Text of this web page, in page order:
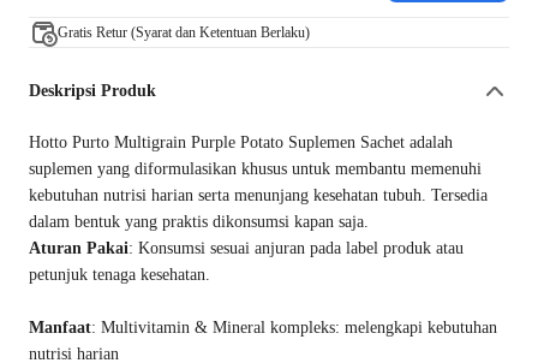
Gratis Retur (Syarat dan Ketentuan Berlaku)
Deskripsi Produk
Hotto Purto Multigrain Purple Potato Suplemen Sachet adalah
suplemen yang diformulasikan khusus untuk membantu memenuhi
kebutuhan nutrisi harian serta menunjang kesehatan tubuh. Tersedia
dalam bentuk yang praktis dikonsumsi kapan saja.
Aturan Pakai: Konsumsi sesuai anjuran pada label produk atau
petunjuk tenaga kesehatan.
Manfaat: Multivitamin & Mineral kompleks: melengkapi kebutuhan
nutrisi harian